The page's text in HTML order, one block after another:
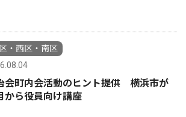
・西区・南区
会町内会活動のヒント提供 横浜市が
から役員向け講座